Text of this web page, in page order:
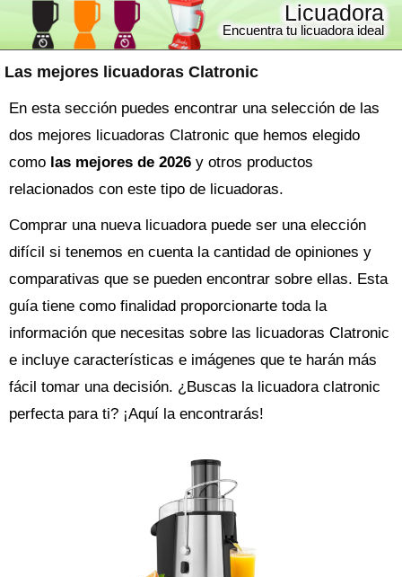
Las mejores licuadoras Clatronic
Licuadora
Encuentra tu licuadora ideal
En esta sección puedes encontrar una selección de las
dos mejores licuadoras Clatronic que hemos elegido
como las mejores de 2026 y otros productos
relacionados con este tipo de licuadoras.
Comprar una nueva licuadorapuede ser una elección
difícil si tenemos en cuenta la cantidad de opiniones y
comparativas que se pueden encontrar sobre ellas. Esta
guía tiene como finalidad proporcionarte toda la
información que necesitas sobre las licuadoras Clatronic
e incluye características e imágenes que te harán más
fácil tomar una decisión. ¿Buscas la licuadoraclatronic
perfecta para ti? ¡Aquí la encontrarás!